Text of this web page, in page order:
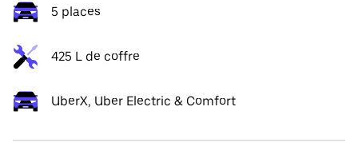
5 places
425 L de coffre
UberX, Uber Electric & Comfort